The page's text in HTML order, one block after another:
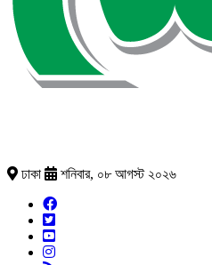
ঢাকা শনিবার, ০৮ আগস্ট ২০২৬